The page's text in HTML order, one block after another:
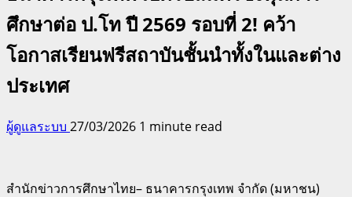
ศึกษาต่อ ป.โท ปี 2569 รอบที่ 2! คว้า
โอกาสเรียนฟรีสถาบันชั้นนำทั้งในและต่าง
ประเทศ
ผู้ดูแลระบบ 27/03/2026 1 minute read
สำนักข่าวการศึกษาไทย– ธนาคารกรุงเทพ จำกัด (มหาชน)